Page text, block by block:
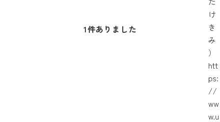
1件ありました
け
き
み
）
htt
ps:
//
ww
w.u